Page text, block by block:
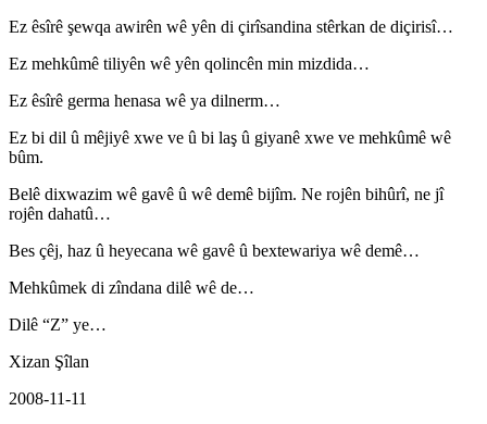
Ez êsîrê şewqa awirên wê yên di çirîsandina stêrkan de diçirisî…
Ez mehkûmê tiliyên wê yên qolincên min mizdida…
Ez êsîrê germa henasa wê ya dilnerm…
Ez bi dil û mêjiyê xwe ve û bi laş û giyanê xwe ve mehkûmê wê
bûm.
Belê dixwazim wê gavê û wê demê bijîm. Ne rojên bihûrî, ne jî
rojên dahatû…
Bes çêj, haz û heyecana wê gavê û bextewariya wê demê…
Mehkûmek di zîndana dilê wê de…
Dilê “Z” ye…
Xizan Şîlan
2008-11-11